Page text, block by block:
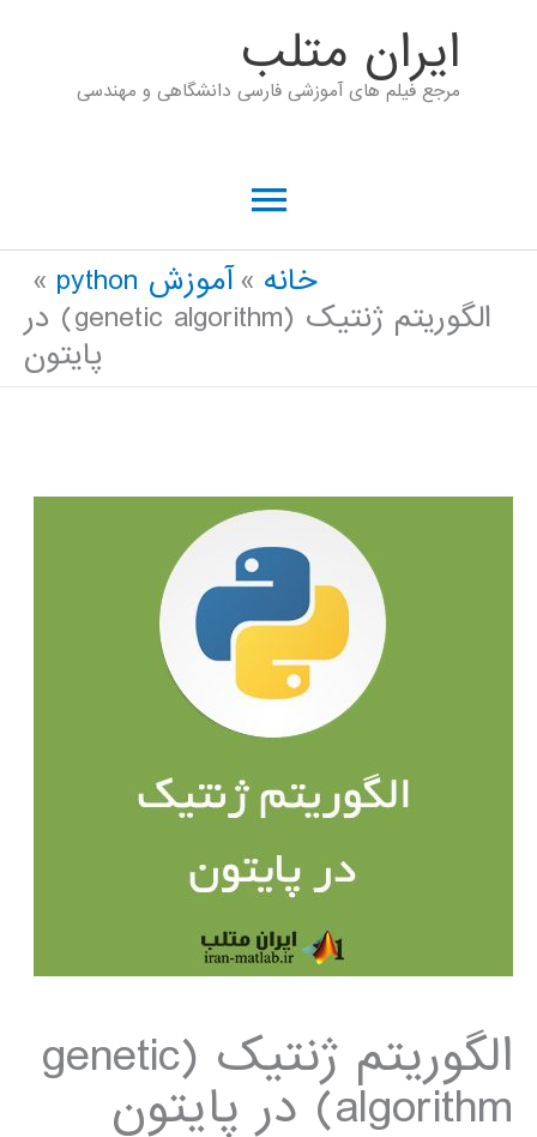
ايران متلب
مرجع فیلم های آموزشی فارسی دانشگاهی و مهندسی
فهرست
اصلیخانه
آموزش python
الگوریتم ژنتیک (genetic algorithm) در
پایتون
الگوریتم ژنتیک (genetic
algorithm) در پایتون